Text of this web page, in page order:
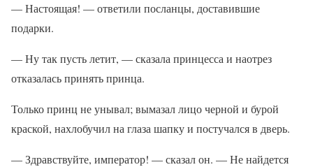
— Настоящая! — ответили посланцы, доставившие
подарки.
— Ну так пусть летит, — сказала принцесса и наотрез
отказалась принять принца.
Только принц не унывал; вымазал лицо черной и бурой
краской, нахлобучил на глаза шапку и постучался в дверь.
— Здравствуйте, император! — сказал он. — Не найдется